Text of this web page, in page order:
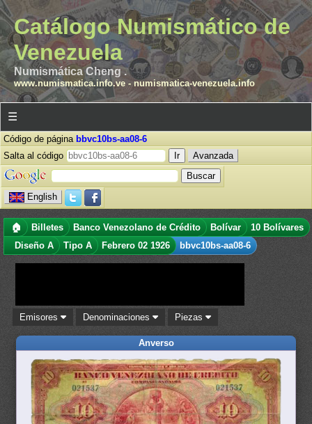
Catálogo Numismático de
Venezuela
Numismática Cheng .
www.numismatica.info.ve- numismatica-venezuela.info
☰
Código de página bbvc10bs-aa08-6
Salta al código
Avanzada
English
🏠 Billetes Banco Venezolano de Crédito Bolívar
10 Bolívares
Diseño A
Tipo A Febrero 02 1926 bbvc10bs-aa08-6
Emisores Denominaciones Piezas
Anverso